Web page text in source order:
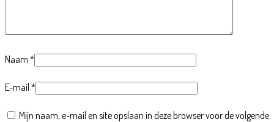
Naam *
E-mail *
Mijn naam, e-mail en site opslaan in deze browser voor de volgende